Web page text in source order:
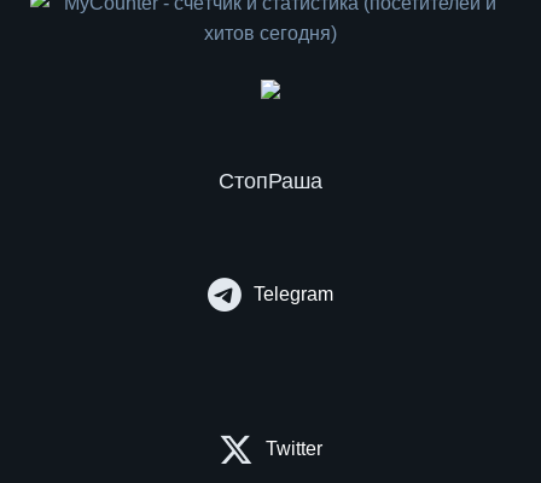
СтопРаша
Telegram
Twitter